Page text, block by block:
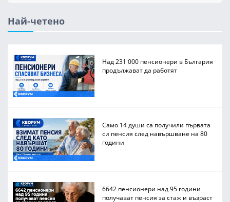
Най-четено
Над 231 000 пенсионери в България
продължават да работят
Само 14 души са получили първата
си пенсия след навършване на 80
години
6642 пенсионери над 95 години
получават пенсия за стаж и възраст